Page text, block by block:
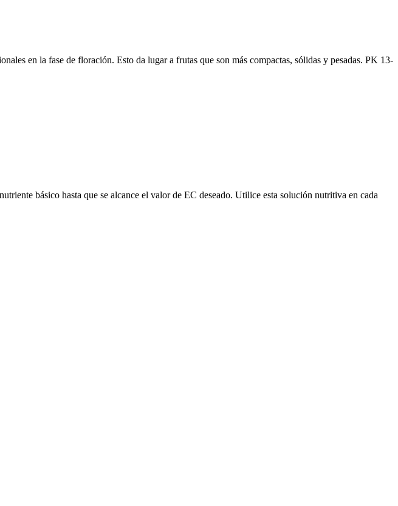
en la fase de floración. Esto da lugar a frutas que son más compactas, sólidas y pesadas. PK 13-
básico hasta que se alcance el valor de EC deseado. Utilice esta solución nutritiva en cada